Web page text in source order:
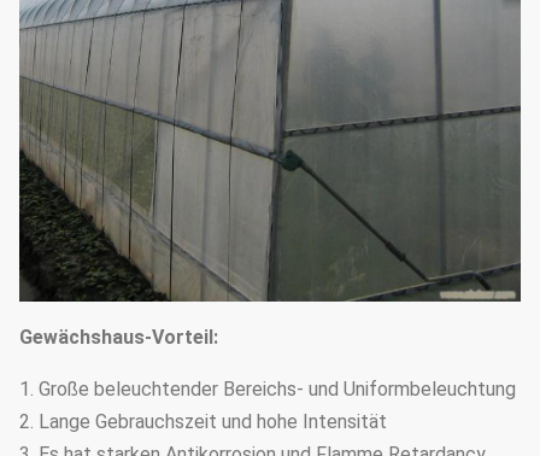
Gewächshaus-Vorteil:
1. Große beleuchtender Bereichs- und Uniformbeleuchtung
2. Lange Gebrauchszeit und hohe Intensität